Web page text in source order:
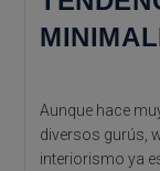
Aunque hace
diversos gurús,
interiorismo ya